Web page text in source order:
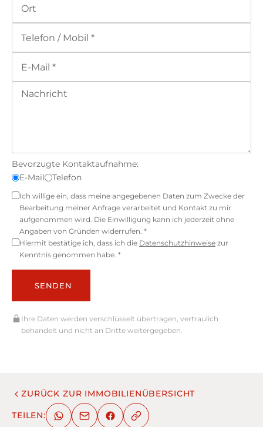
Bevorzugte Kontaktaufnahme:
E-Mail
Telefon
Ich willige ein, dass meine angegebenen Daten zum Zwecke der
Bearbeitung meiner Anfrage verarbeitet und Kontakt zu mir
aufgenommen wird. Die Einwilligung kann ich jederzeit ohne
Angaben von Gründen widerrufen. *
Hiermit bestätige ich, dass ich die Datenschutzhinweise zur
Kenntnis genommen habe. *
SENDEN
Ihre Daten werden verschlüsselt übertragen, vertraulich
behandelt und nicht an Dritte weitergegeben.
ZURÜCK ZUR IMMOBILIENÜBERSICHT
TEILEN: